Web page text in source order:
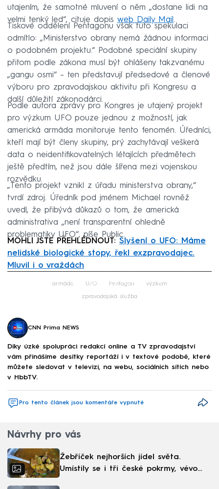
utajením, že samotné mluvení o něm „dostane lidi na
velmi tenký led“, cituje dopis web Daily Mail .
Tiskové oddělení Pentagonu však tuto spekulaci
odmítlo: „Ministerstvo obrany nemá žádnou informaci
o podobném projektu.“ Podobné speciální skupiny
přitom podle zákona musí být ohlášeny takzvanému
„gangu osmi“ – ten představují předsedové a členové
výboru pro zpravodajskou aktivitu při Kongresu a
další důležití zákonodárci.
Podle autora zprávy pro Kongres je utajený projekt
pro výzkum UFO pouze jednou z možností, jak
americká armáda monitoruje tento fenomén. Úředníci,
kteří mají být členy skupiny, prý zachytávají veškerá
data o neidentifikovatelných létajících předmětech
ještě předtím, než jsou dále šířena mezi vojenskou
rozvědku.
„Tento projekt vznikl z úřadu ministerstva obrany,“
tvrdí zdroj. Úředník pod jménem Michael rovněž
uvedl, že přibývá důkazů o tom, že americká
administrativa „není transparentní ohledně
problematiky UFO“, píše Public.
MOHLI JSTE PŘEHLÉDNOUT: Slyšení o UFO: Máme
nelidské biologické stopy, řekl exzpravodajec.
Mluvil i o vraždách
Failed to fetch
armáda UFO Pentagon výzkum
zpravodajská služba
CNN Prima NEWS
Díky úzké spolupráci redakcí online a TV zpravodajství
vám přinášíme desítky reportáží i v textové podobě, které
můžete sledovat v televizi, na webu, sociálních sítích nebo
v HbbTV.
Pro tento článek jsou komentáře vypnuté
Návrhy pro vás
Žebříček nejhorších jídel světa.
Umístily se i tři české pokrmy, vévodí